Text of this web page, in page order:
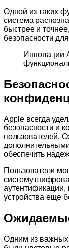
Одной из таких
система
быстрее и
безопасности
Инновации
Apple всегда
безопасности и
пользователей.
обеспечить
Пользователи
систему
аутентификации,
устройства еще
Одним из важных